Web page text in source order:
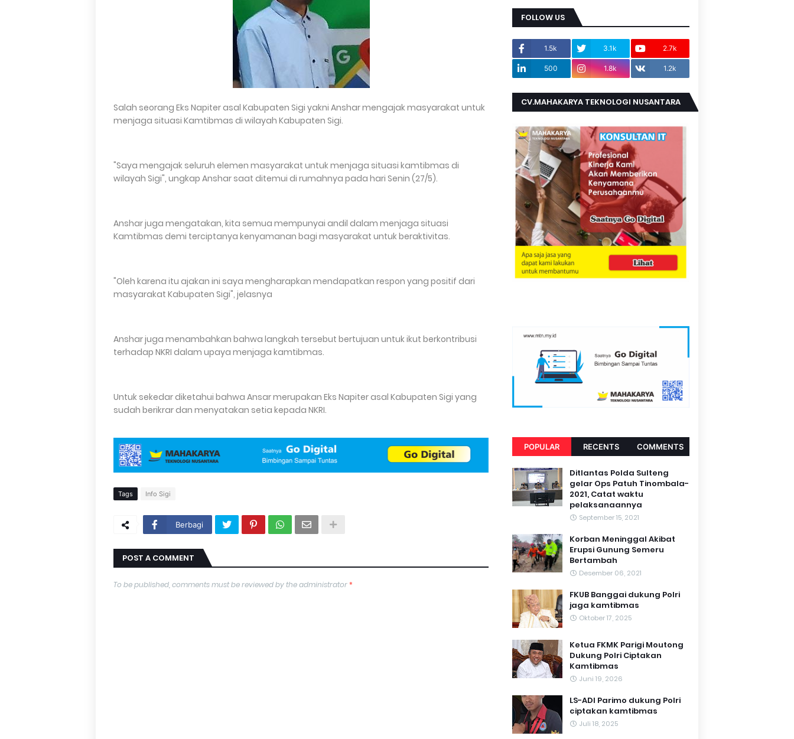
Salah seorang Eks Napiter asal Kabupaten Sigi yakni Anshar mengajak masyarakat untuk
menjaga situasi Kamtibmas di wilayah Kabupaten Sigi.
"Saya mengajak seluruh elemen masyarakat untuk menjaga situasi kamtibmas di
wilayah Sigi", ungkap Anshar saat ditemui di rumahnya pada hari Senin (27/5).
Anshar juga mengatakan, kita semua mempunyai andil dalam menjaga situasi
Kamtibmas demi terciptanya kenyamanan bagi masyarakat untuk beraktivitas.
"Oleh karena itu ajakan ini saya mengharapkan mendapatkan respon yang positif dari
masyarakat Kabupaten Sigi", jelasnya
Anshar juga menambahkan bahwa langkah tersebut bertujuan untuk ikut berkontribusi
terhadap NKRI dalam upaya menjaga kamtibmas.
Untuk sekedar diketahui bahwa Ansar merupakan Eks Napiter asal Kabupaten Sigi yang
sudah berikrar dan menyatakan setia kepada NKRI.
Tags Info Sigi
Berbagi
POST A COMMENT
To be published, comments must be reviewed by the administrator*
FOLLOW US
1.5k 3.1k 2.7k
500 1.8k 1.2k
CV.MAHAKARYA TEKNOLOGI NUSANTARA
POPULAR RECENTS COMMENTS
Ditlantas Polda Sulteng
gelar Ops Patuh Tinombala-
2021, Catat waktu
pelaksanaannya
September 15, 2021
Korban Meninggal Akibat
Erupsi Gunung Semeru
Bertambah
Desember 06, 2021
FKUB Banggai dukung Polri
jaga kamtibmas
Oktober 17, 2025
Ketua FKMK Parigi Moutong
Dukung Polri Ciptakan
Kamtibmas
Juni 19, 2026
LS-ADI Parimo dukung Polri
ciptakan kamtibmas
Juli 18, 2025